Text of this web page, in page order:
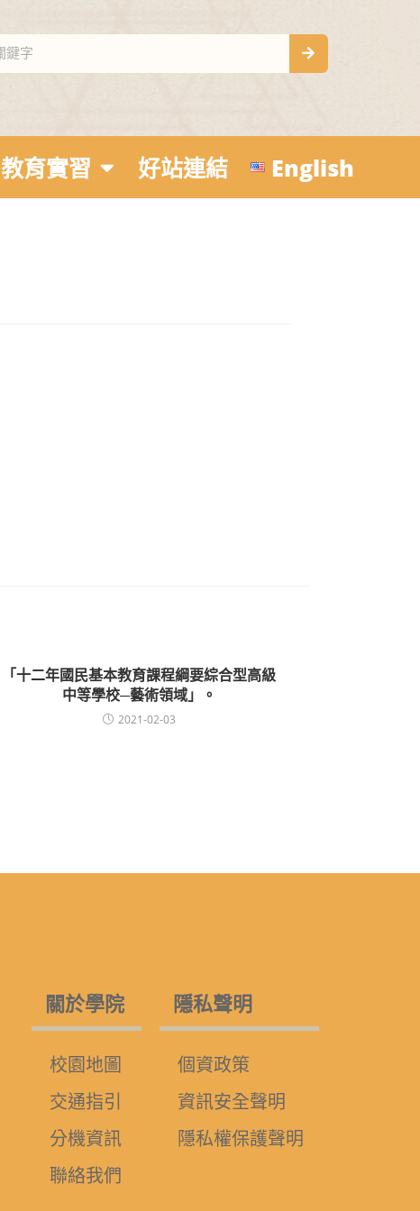
教育實習 好站連結 English
「十二年國民基本教育課程綱要綜合型高級
中等學校─藝術領域」。
2021-02-03
關於學院
校園地圖
交通指引
分機資訊
聯絡我們
隱私聲明
個資政策
資訊安全聲明
隱私權保護聲明